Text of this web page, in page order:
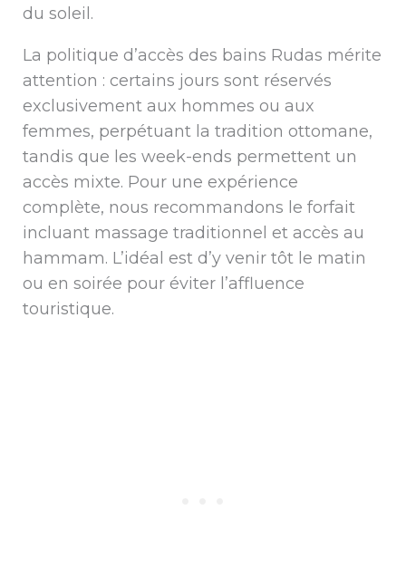
du soleil.
La politique d’accès des bains Rudas mérite
attention : certains jours sont réservés
exclusivement aux hommes ou aux
femmes, perpétuant la tradition ottomane,
tandis que les week-ends permettent un
accès mixte. Pour une expérience
complète, nous recommandons le forfait
incluant massage traditionnel et accès au
hammam. L’idéal est d’y venir tôt le matin
ou en soirée pour éviter l’affluence
touristique.